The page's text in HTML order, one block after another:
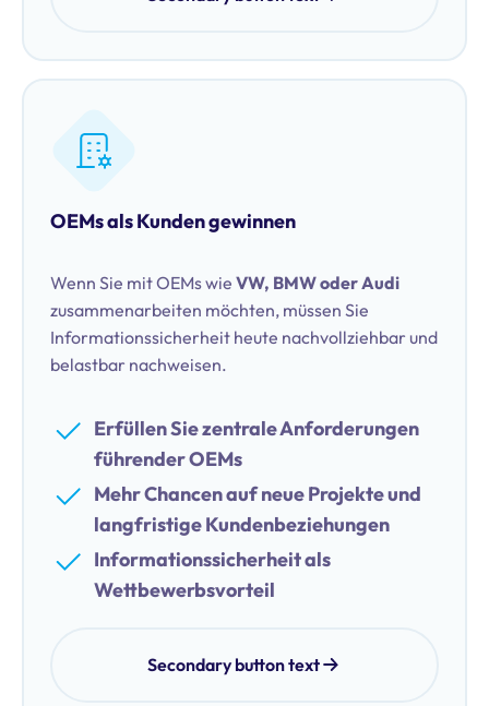
OEMs als Kunden gewinnen
Wenn Sie mit OEMs wie VW, BMW oder Audi
zusammenarbeiten möchten, müssen Sie
Informationssicherheit heute nachvollziehbar und
belastbar nachweisen.
Erfüllen Sie zentrale Anforderungen
führender OEMs
Mehr Chancen auf neue Projekte und
langfristige Kundenbeziehungen
Informationssicherheit als
Wettbewerbsvorteil
Secondary button text